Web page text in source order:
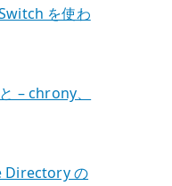
を使わ
– chrony、
Directory の